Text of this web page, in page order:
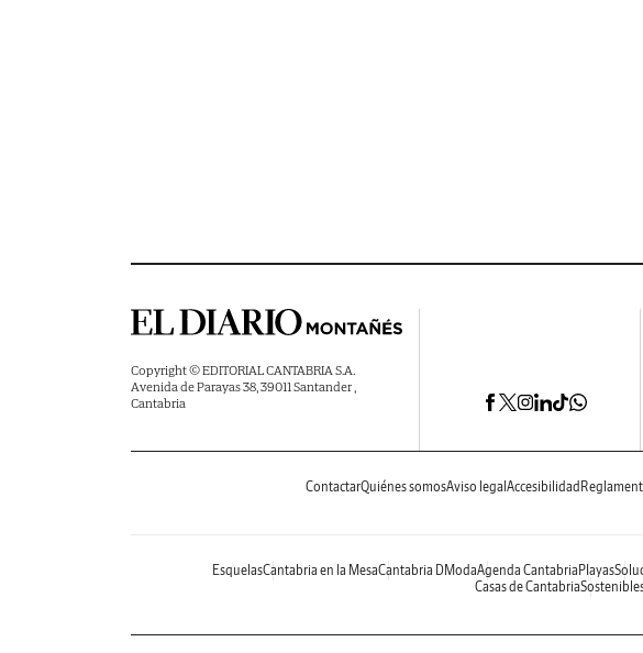
Copyright © EDITORIAL CANTABRIA S.A.
Avenida de Parayas 38, 39011 Santander ,
Cantabria
ContactarQuiénes somosAviso legal Accesibilidad
EsquelasCantabria en la MesaCantabria DModaAgenda Cantabria Playas
Casas de Cantabria